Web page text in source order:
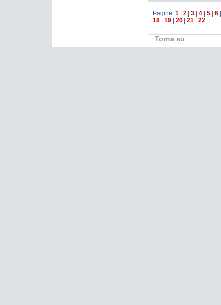
Pagine: 1 2 3 4 5 6
18
19 20 21 22
Torna su